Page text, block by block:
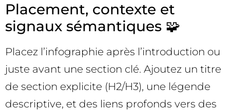
Placement, contexte et
signaux sémantiques 🧩
Placez l’infographie après l’introduction ou
juste avant une section clé. Ajoutez un titre
de section explicite (H2/H3), une légende
descriptive, et des liens profonds vers des